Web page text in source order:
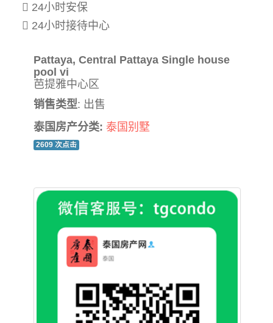
24小时安保
24小时接待中心
Pattaya, Central Pattaya Single house
pool vi
芭提雅中心区
销售类型: 出售
泰国房产分类: 泰国别墅
2609 次点击